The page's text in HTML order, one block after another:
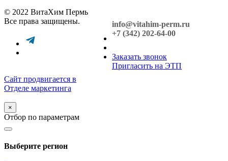
© 2022 ВитаХим Пермь
Все права защищены.
info@vitahim-perm.ru
+7 (342) 202-64-00
Заказать звонок
Пригласить на ЭТП
Сайт продвигается в
Отделе маркетинга
×
Отбор по параметрам
Выберите регион